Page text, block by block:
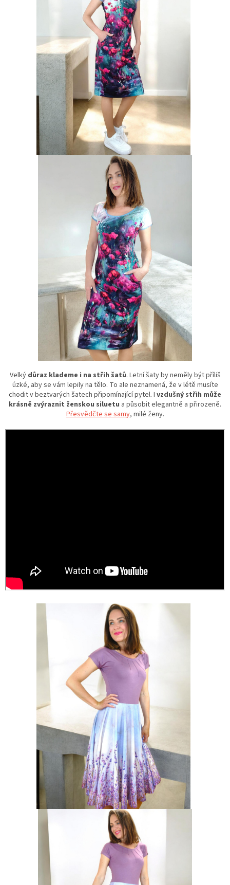
Velký důraz klademe i na střih šatů. Letní šaty by neměly být příliš
úzké, aby se vám lepily na tělo. To ale neznamená, že v létě musíte
chodit v beztvarých šatech připomínající pytel. I vzdušný střih může
krásně zvýraznit ženskou siluetu a působit elegantně a přirozeně.
Přesvědčte se samy, milé ženy.